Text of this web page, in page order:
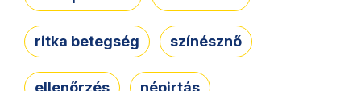
ritka betegség színésznő
ellenőrzés népirtás